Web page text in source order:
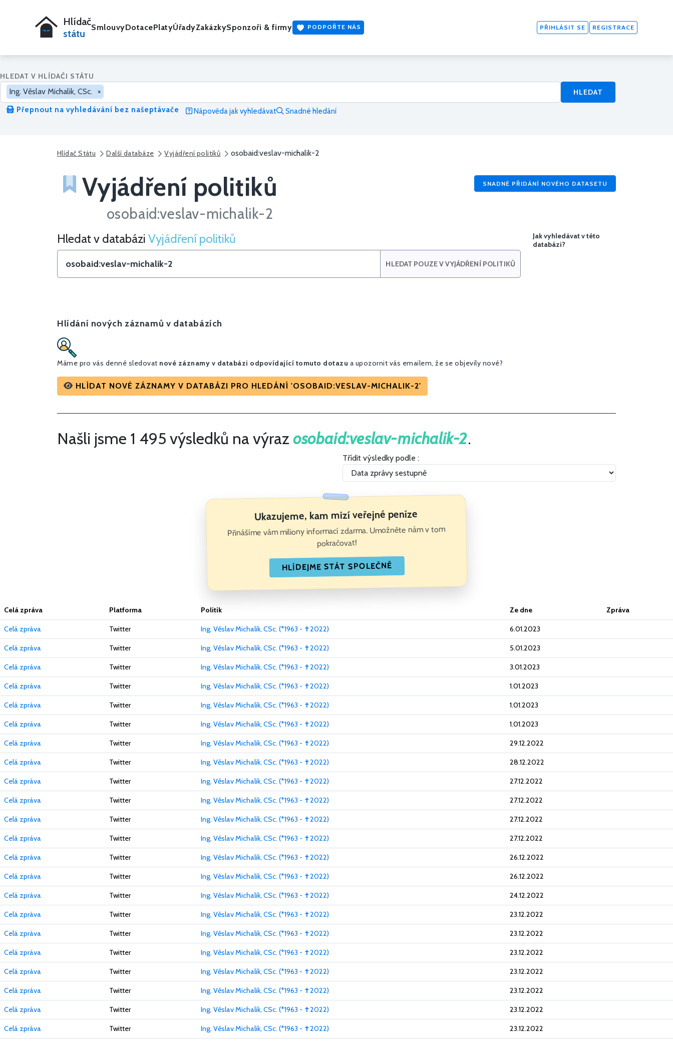
Hlídač
státu
SmlouvyDotacePlatyÚřadyZakázkySponzoři & firmy PODPOŘTE NÁS PŘIHLÁSIT SE REGISTRACE
HLEDAT V HLÍDAČI STÁTU
Ing. Věslav Michalik, CSc. ×
HLEDAT
Přepnout na vyhledávání bez našeptávače
Nápověda jak vyhledávat Snadné hledání
Hlídač Státu Další databáze Vyjádření politiků osobaid:veslav-michalik-2
SNADNÉ PŘIDÁNÍ NOVÉHO DATASETU
Vyjádření politiků
osobaid:veslav-michalik-2
Hledat v Vyjádření politiků
Hledat v databázi Vyjádření politiků
HLEDAT POUZE V VYJÁDŘENÍ POLITIKŮ
Jak vyhledávat v této
databázi?
Hlídání nových záznamů v databázích
Máme pro vás denné sledovat nové záznamy v databázi odpovídající tomuto dotazu a upozornit vás emailem, že se objevily nové?
HLÍDAT NOVÉ ZÁZNAMY V DATABÁZI PRO HLEDÁNÍ 'OSOBAID:VESLAV-MICHALIK-2'
Našli jsme 1 495 výsledků na výraz osobaid:veslav-michalik-2.
Třídit výsledky podle :
Ukazujeme, kam mizí veřejné peníze
Přinášíme vám miliony informací zdarma. Umožněte nám v tom
pokračovat!
HLÍDEJME STÁT SPOLEČNĚ
Celá zpráva Platforma Politik Ze dne Zpráva
Celá zpráva Twitter Ing. Věslav Michalik, CSc. (*1963 - ✝2022) 6.01.2023
Celá zpráva Twitter Ing. Věslav Michalik, CSc. (*1963 - ✝2022) 5.01.2023
Celá zpráva Twitter Ing. Věslav Michalik, CSc. (*1963 - ✝2022) 3.01.2023
Celá zpráva Twitter Ing. Věslav Michalik, CSc. (*1963 - ✝2022) 1.01.2023
Celá zpráva Twitter Ing. Věslav Michalik, CSc. (*1963 - ✝2022) 1.01.2023
Celá zpráva Twitter Ing. Věslav Michalik, CSc. (*1963 - ✝2022) 1.01.2023
Celá zpráva Twitter Ing. Věslav Michalik, CSc. (*1963 - ✝2022) 29.12.2022
Celá zpráva Twitter Ing. Věslav Michalik, CSc. (*1963 - ✝2022) 28.12.2022
Celá zpráva Twitter Ing. Věslav Michalik, CSc. (*1963 - ✝2022) 27.12.2022
Celá zpráva Twitter Ing. Věslav Michalik, CSc. (*1963 - ✝2022) 27.12.2022
Celá zpráva Twitter Ing. Věslav Michalik, CSc. (*1963 - ✝2022) 27.12.2022
Celá zpráva Twitter Ing. Věslav Michalik, CSc. (*1963 - ✝2022) 27.12.2022
Celá zpráva Twitter Ing. Věslav Michalik, CSc. (*1963 - ✝2022) 26.12.2022
Celá zpráva Twitter Ing. Věslav Michalik, CSc. (*1963 - ✝2022) 26.12.2022
Celá zpráva Twitter Ing. Věslav Michalik, CSc. (*1963 - ✝2022) 24.12.2022
Celá zpráva Twitter Ing. Věslav Michalik, CSc. (*1963 - ✝2022) 23.12.2022
Celá zpráva Twitter Ing. Věslav Michalik, CSc. (*1963 - ✝2022) 23.12.2022
Celá zpráva Twitter Ing. Věslav Michalik, CSc. (*1963 - ✝2022) 23.12.2022
Celá zpráva Twitter Ing. Věslav Michalik, CSc. (*1963 - ✝2022) 23.12.2022
Celá zpráva Twitter Ing. Věslav Michalik, CSc. (*1963 - ✝2022) 23.12.2022
Celá zpráva Twitter Ing. Věslav Michalik, CSc. (*1963 - ✝2022) 23.12.2022
Celá zpráva Twitter Ing. Věslav Michalik, CSc. (*1963 - ✝2022) 23.12.2022